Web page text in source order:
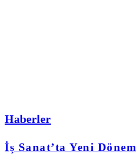
Haberler
İş Sanat’ta Yeni Dönem